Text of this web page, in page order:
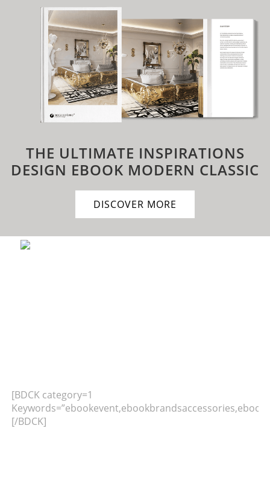
THE ULTIMATE INSPIRATIONS
DESIGN EBOOK MODERN CLASSIC
DISCOVER MORE
[BDCK category=1
[/BDCK]